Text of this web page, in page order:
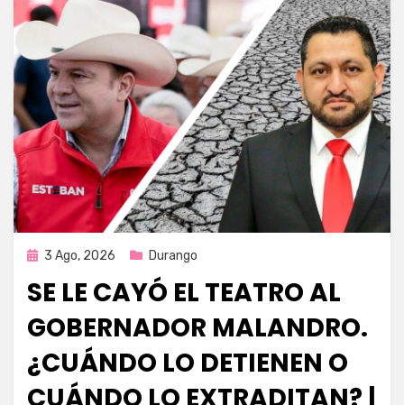
Publicada
3 Ago, 2026 Durango
SE LE CAYÓ EL TEATRO AL
GOBERNADOR MALANDRO.
¿CUÁNDO LO DETIENEN O